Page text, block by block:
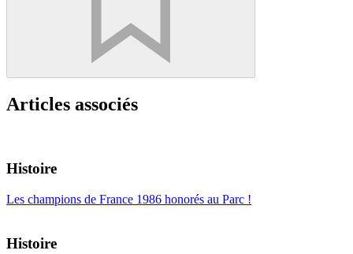
Articles associés
Histoire
Les champions de France 1986 honorés au Parc !
Histoire